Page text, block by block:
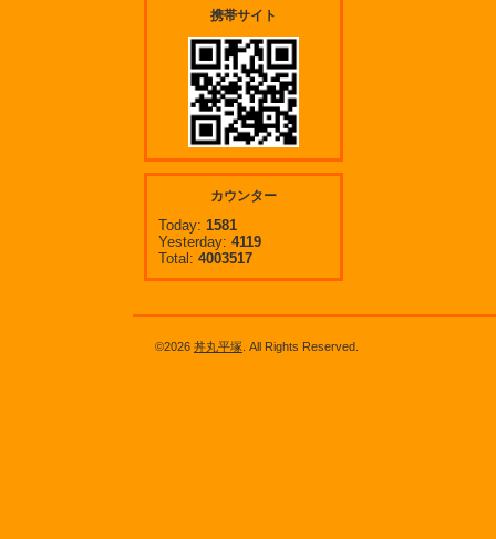
携帯サイト
カウンター
Today: 1581
Yesterday: 4119
Total: 4003517
©2026 丼丸平塚 . All Rights Reserved.